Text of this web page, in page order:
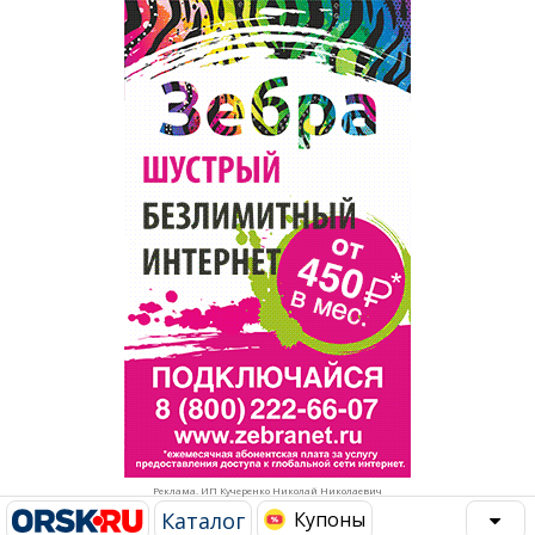
Реклама. ИП Кучеренко Николай Николаевич
Каталог Купоны
Рестораны, кафе, бары
Развлечения и отдых
Спорт Фитнес
Недвижимость
Красота Косметология
Торговля
Бизнес и финансы
Юристы, Экспертиза, Страхование
Ремонт
Социальные организации
Это интересно
Администрация
Популярное →